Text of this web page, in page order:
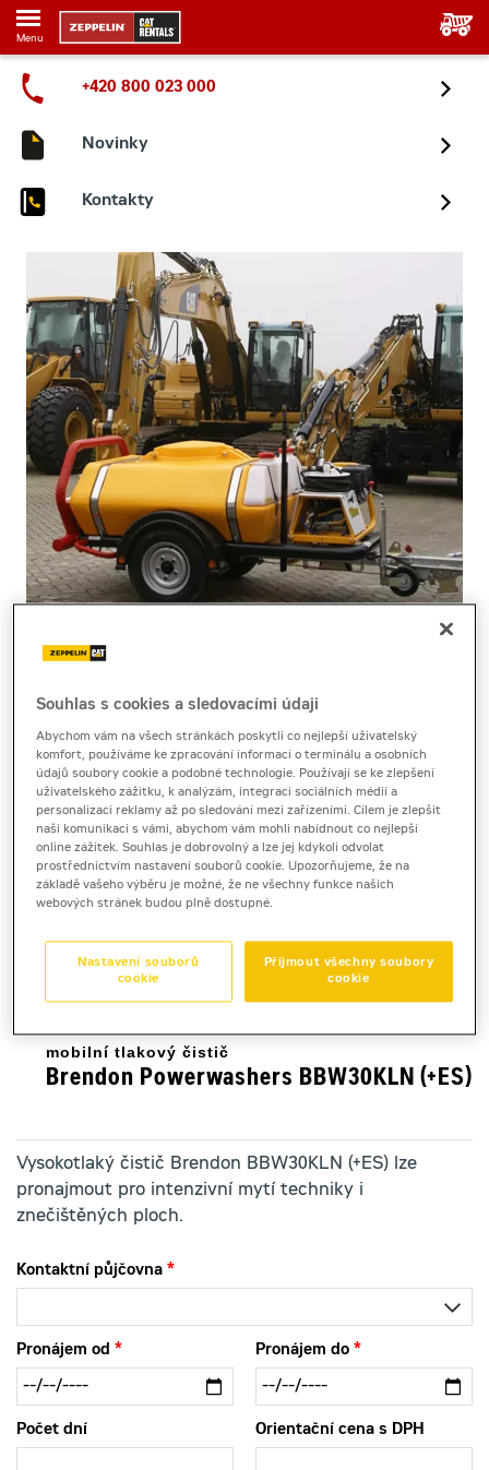
Menu
+420 800 023 000
Novinky
Kontakty
Cena za pronájem
1 - 22 dnů
1 480 Kč bez DPH
1 790 Kč s DPH
23 a více dnů
1 340 Kč bez DPH
1 621 Kč s DPH
mobilní tlakový čistič
Brendon Powerwashers BBW30KLN (+ES)
Vysokotlaký čistič Brendon BBW30KLN (+ES) lze
pronajmout pro intenzivní mytí techniky i
znečištěných ploch.
Kontaktní půjčovna
Pronájem od Pronájem do
Počet dní Orientační cena s DPH
Souhlas s cookies a sledovacími údaji
Abychom vám na všech stránkách poskytli co nejlepší uživatelský
komfort, používáme ke zpracování informací o terminálu a osobních
údajů soubory cookie a podobné technologie. Používají se ke zlepšení
uživatelského zážitku, k analýzám, integraci sociálních médií a
personalizaci reklamy až po sledování mezi zařízeními. Cílem je zlepšit
naši komunikaci s vámi, abychom vám mohli nabídnout co nejlepší
online zážitek. Souhlas je dobrovolný a lze jej kdykoli odvolat
prostřednictvím nastavení souborů cookie. Upozorňujeme, že na
základě vašeho výběru je možné, že ne všechny funkce našich
webových stránek budou plně dostupné.
Přijmout všechny soubory
cookie
Nastavení souborů
cookie